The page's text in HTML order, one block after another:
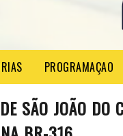
PROGRAMAÇAO
SÃO JOÃO DO